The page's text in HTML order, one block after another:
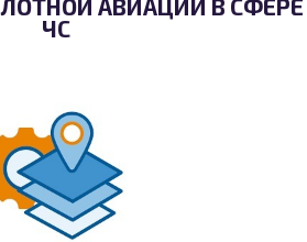
АВИАЦИИ В СФЕРЕ
ЧС